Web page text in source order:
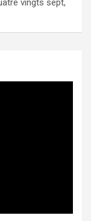
vingts sept,